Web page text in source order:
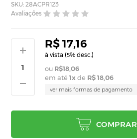
SKU: 28ACPR123
Avaliações
R$ 17,16
à vista (5% desc.)
R$18,06
em até1x de R$ 18,06
ver mais formas de pagamento
COMPRAR